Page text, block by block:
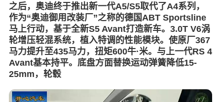
之后，奥迪终于推出新一代A5/S5取代了A4系列，
作为“奥迪御用改装厂”之称的德国ABT Sportsline
马上行动，基于全新S5 Avant打造新车。3.0T V6涡
轮增压轻混系统，植入特调的性能模块。使原厂367
马力提升至435马力，扭矩600牛·米。与上一代RS 4
Avant基本持平。底盘方面替换运动弹簧降低15-
25mm，轮毂